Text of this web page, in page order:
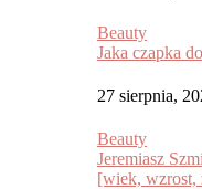
Beauty
Jaka czapka
27 sierpnia,
Beauty
Jeremiasz
[wiek, wzrost,